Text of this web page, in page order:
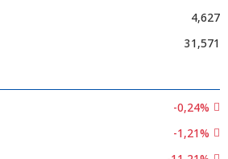
4,627
31,571
-0,24%
-1,21%